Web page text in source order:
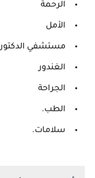
الرحمة
الأمل
مستشفي الدكتور
الغندور
الجراحة
الطب.
سلامات.